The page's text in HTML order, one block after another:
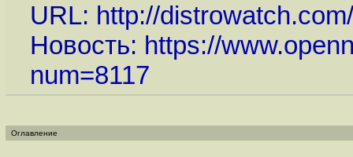
URL: http://
Новость: https://
num=8117
Оглавление